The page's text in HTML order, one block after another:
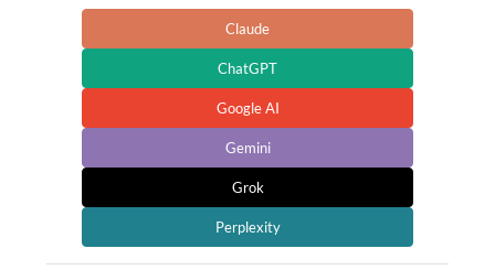
Claude
ChatGPT
Google AI
Gemini
Grok
Perplexity